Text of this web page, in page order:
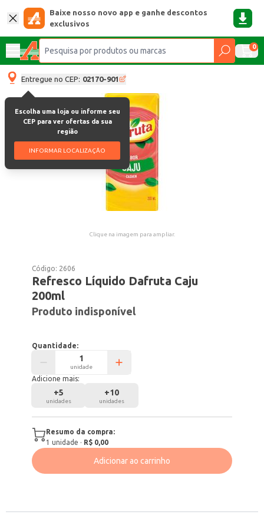
Baixe nosso novo app e ganhe descontos
exclusivos
0
Entregue no CEP: 02170-901
Escolha uma loja ou informe seu
CEP para ver ofertas da sua
região
INFORMAR LOCALIZAÇÃO
Clique na imagem para ampliar.
Código: 2606
Refresco Líquido Dafruta Caju
200ml
Produto indisponível
Quantidade:
unidade
Adicione mais:
+5
unidades
+10
unidades
Resumo da compra:
1 unidade · R$ 0,00
Adicionar ao carrinho